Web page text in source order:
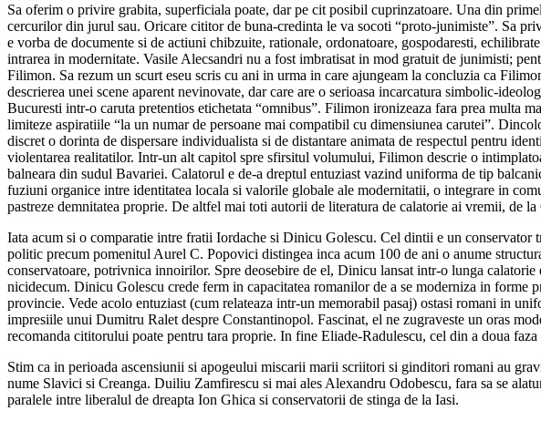
Sa oferim o privire grabita, superficiala poate, dar pe cit posibil cuprinzatoare. Una din
cercurilor din jurul sau. Oricare cititor de buna-credinta le va socoti “proto-junimiste”. Sa
e vorba de documente si de actiuni chibzuite, rationale, ordonatoare, gospodaresti,
intrarea in modernitate. Vasile Alecsandri nu a fost imbratisat in mod gratuit de junimisti;
Filimon. Sa rezum un scurt eseu scris cu ani in urma in care ajungeam la concluzia ca
descrierea unei scene aparent nevinovate, dar care are o serioasa incarcatura simbolic-
Bucuresti intr-o caruta pretentios etichetata “omnibus”. Filimon ironizeaza fara prea multa
limiteze aspiratiile “la un numar de persoane mai compatibil cu dimensiunea carutei”.
discret o dorinta de dispersare individualista si de distantare animata de respectul pentru
violentarea realitatilor. Intr-un alt capitol spre sfirsitul volumului, Filimon descrie o
balneara din sudul Bavariei. Calatorul e de-a dreptul entuziast vazind uniforma de tip
fuziuni organice intre identitatea locala si valorile globale ale modernitatii, o integrare in
pastreze demnitatea proprie. De altfel mai toti autorii de literatura de calatorie ai vremii, de
Iata acum si o comparatie intre fratii Iordache si Dinicu Golescu. Cel dintii e un
politic precum pomenitul Aurel C. Popovici distingea inca acum 100 de ani o anume
conservatoare, potrivnica innoirilor. Spre deosebire de el, Dinicu lansat intr-o lunga
nicidecum. Dinicu Golescu crede ferm in capacitatea romanilor de a se moderniza in forme
provincie. Vede acolo entuziast (cum relateaza intr-un memorabil pasaj) ostasi romani in
impresiile unui Dumitru Ralet despre Constantinopol. Fascinat, el ne zugraveste un oras
recomanda cititorului poate pentru tara proprie. In fine Eliade-Radulescu, cel din a doua
Stim ca in perioada ascensiunii si apogeului miscarii marii scriitori si ginditori romani au
nume Slavici si Creanga. Duiliu Zamfirescu si mai ales Alexandru Odobescu, fara sa se
paralele intre liberalul de dreapta Ion Ghica si conservatorii de stinga de la Iasi.